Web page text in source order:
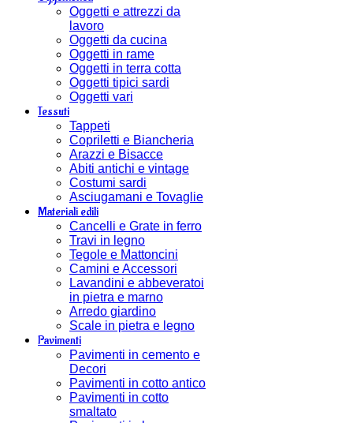
Oggetti e attrezzi da
lavoro
Oggetti da cucina
Oggetti in rame
Oggetti in terra cotta
Oggetti tipici sardi
Oggetti vari
Tessuti
Tappeti
Copriletti e Biancheria
Arazzi e Bisacce
Abiti antichi e vintage
Costumi sardi
Asciugamani e Tovaglie
Materiali edili
Cancelli e Grate in ferro
Travi in legno
Tegole e Mattoncini
Camini e Accessori
Lavandini e abbeveratoi
in pietra e marno
Arredo giardino
Scale in pietra e legno
Pavimenti
Pavimenti in cemento e
Decori
Pavimenti in cotto antico
Pavimenti in cotto
smaltato